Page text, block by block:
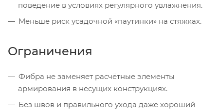
поведение в условиях регулярного увлажнения.
Меньше риск усадочной «паутинки» на стяжках.
Ограничения
Фибра не заменяет расчётные элементы
армирования в несущих конструкциях.
Без швов и правильного ухода даже хороший